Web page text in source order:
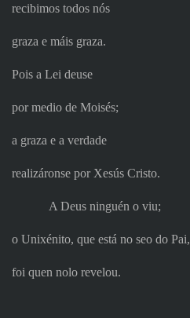
recibimos todos nós
graza e máis graza.
Pois a Lei deuse
por medio de Moisés;
a graza e a verdade
realizáronse por Xesús Cristo.
A Deus ninguén o viu;
o Unixénito, que está no seo do Pai,
foi quen nolo revelou.